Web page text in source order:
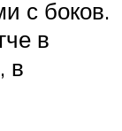
с боков.
в
в